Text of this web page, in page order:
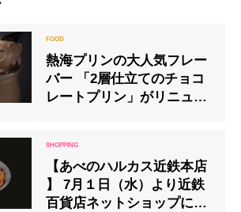
熱海プリンの大人気フレー
バー 「2層仕立てのチョコ
レートプリン」がリニュー
【あべのハルカス近鉄本店
】 7月１日（水）より近鉄
百貨店ネットショップにて